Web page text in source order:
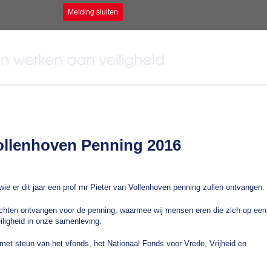
Melding sluiten
Penning 2016
er dit jaar een prof mr Pieter van Vollenhoven penning zullen ontvangen.
ontvangen voor de penning, waarmee wij mensen eren die zich op een
in onze samenleving.
steun van het vfonds, het Nationaal Fonds voor Vrede, Vrijheid en